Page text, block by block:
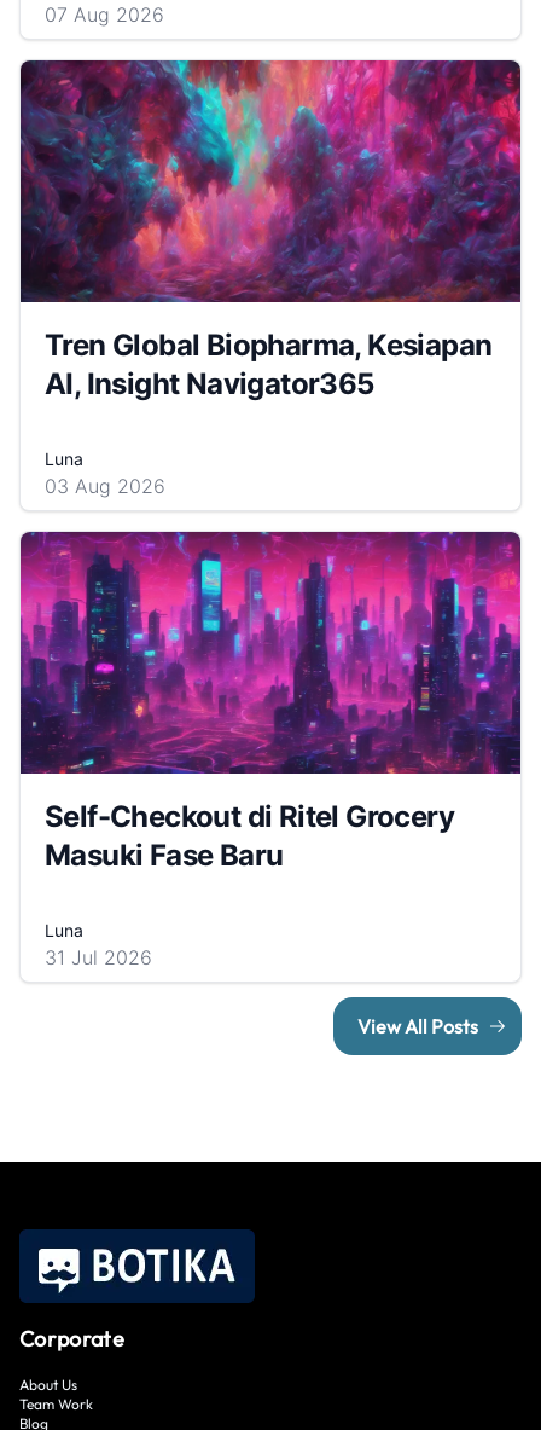
07 Aug 2026
Tren Global Biopharma, Kesiapan
AI, Insight Navigator365
Luna
03 Aug 2026
Self-Checkout di Ritel Grocery
Masuki Fase Baru
Luna
31 Jul 2026
View All Posts
Corporate
About Us
Team Work
Blog